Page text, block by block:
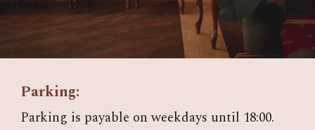
Parking:
Parking is payable on weekdays until 18:00.